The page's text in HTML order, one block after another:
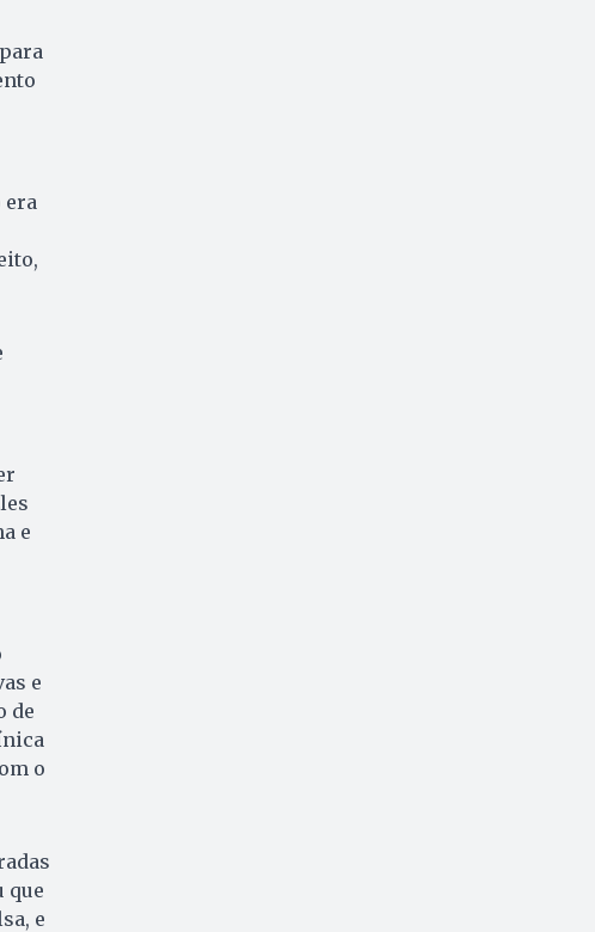
era
e
e
de
o
que
e